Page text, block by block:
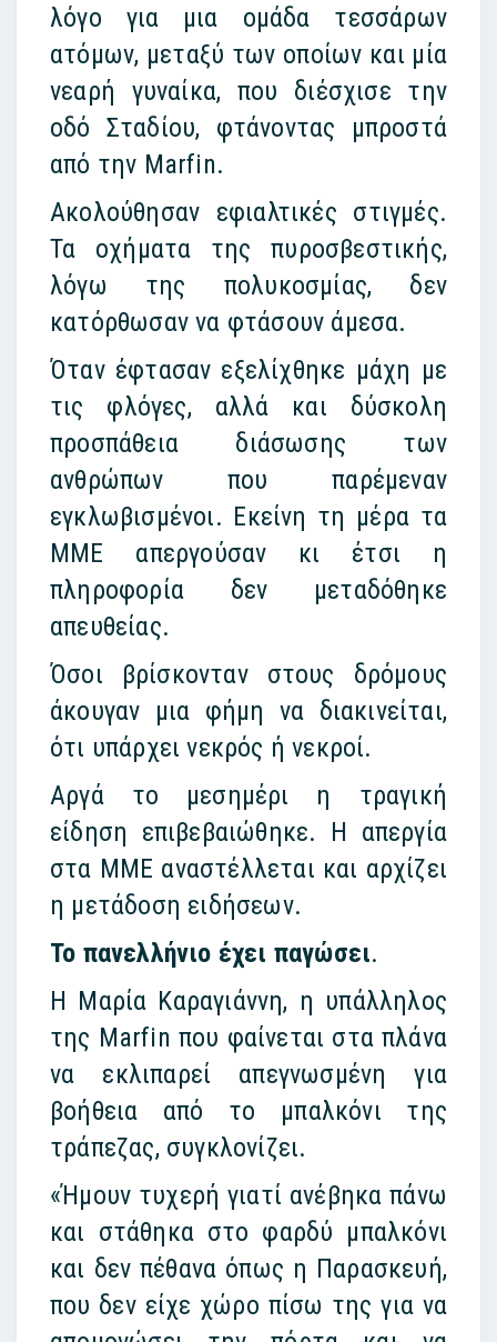
λόγο για μια ομάδα τεσσάρων
ατόμων, μεταξύ των οποίων και μία
νεαρή γυναίκα, που διέσχισε την
οδό Σταδίου, φτάνοντας μπροστά
από την Marfin.
Ακολούθησαν εφιαλτικές στιγμές.
Τα οχήματα της πυροσβεστικής,
λόγω της πολυκοσμίας, δεν
κατόρθωσαν να φτάσουν άμεσα.
Όταν έφτασαν εξελίχθηκε μάχη με
τις φλόγες, αλλά και δύσκολη
προσπάθεια διάσωσης των
ανθρώπων που παρέμεναν
εγκλωβισμένοι. Εκείνη τη μέρα τα
ΜΜΕ απεργούσαν κι έτσι η
πληροφορία δεν μεταδόθηκε
απευθείας.
Όσοι βρίσκονταν στους δρόμους
άκουγαν μια φήμη να διακινείται,
ότι υπάρχει νεκρός ή νεκροί.
Αργά το μεσημέρι η τραγική
είδηση επιβεβαιώθηκε. Η απεργία
στα ΜΜΕ αναστέλλεται και αρχίζει
η μετάδοση ειδήσεων.
Το πανελλήνιο έχει παγώσει.
Η Μαρία Καραγιάννη, η υπάλληλος
της Marfin που φαίνεται στα πλάνα
να εκλιπαρεί απεγνωσμένη για
βοήθεια από το μπαλκόνι της
τράπεζας, συγκλονίζει.
«Ήμουν τυχερή γιατί ανέβηκα πάνω
και στάθηκα στο φαρδύ μπαλκόνι
και δεν πέθανα όπως η Παρασκευή,
που δεν είχε χώρο πίσω της για να